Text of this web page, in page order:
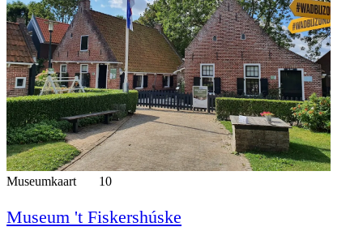
Museumkaart 10
Museum 't Fiskershúske